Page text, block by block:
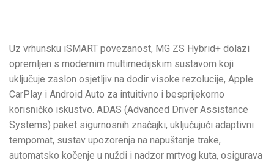
Uz vrhunsku iSMART povezanost, MG ZS Hybrid+ dolazi
opremljen s modernim multimedijskim sustavom koji
uključuje zaslon osjetljiv na dodir visoke rezolucije, Apple
CarPlay i Android Auto za intuitivno i besprijekorno
korisničko iskustvo. ADAS (Advanced Driver Assistance
Systems) paket sigurnosnih značajki, uključujući adaptivni
tempomat, sustav upozorenja na napuštanje trake,
automatsko kočenje u nuždi i nadzor mrtvog kuta, osigurava